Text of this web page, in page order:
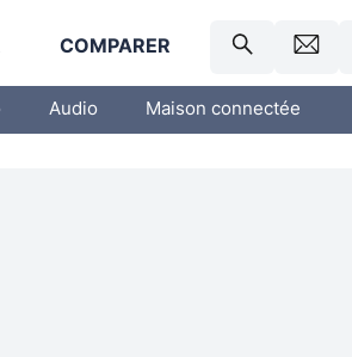
COMPARER
Audio Maison connectée